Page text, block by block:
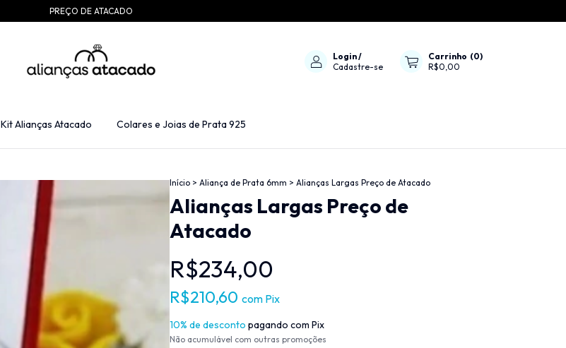
PREÇO DE ATACADO
Login/
Cadastre-se
Carrinho (0)
R$0,00
Kit Alianças Atacado Colares e Joias de Prata 925
Início > Aliança de Prata 6mm > Alianças Largas Preço de Atacado
Alianças Largas Preço de
Atacado
R$234,00
R$210,60 com Pix
10% de desconto pagando com Pix
Não acumulável com outras promoções